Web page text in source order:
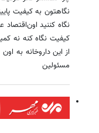
نگاهتون به کیفیت
نگاه کننید
کیفیت نگاه کنه نه
از این داروخانه به
مسئولین